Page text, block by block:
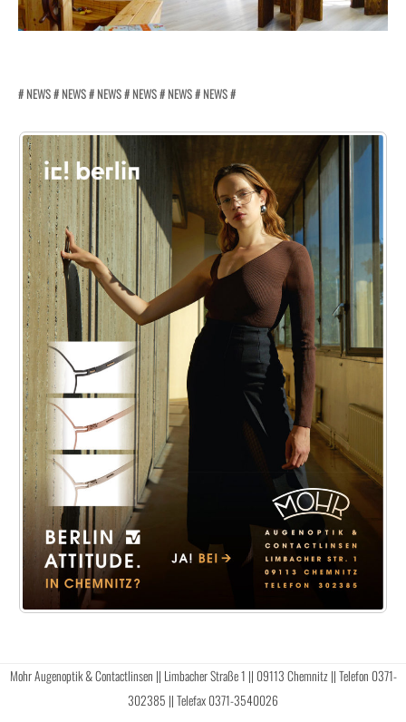
# NEWS # NEWS # NEWS # NEWS # NEWS # NEWS #
Mohr Augenoptik & Contactlinsen || Limbacher Straße 1 || 09113 Chemnitz || Telefon 0371-
302385 || Telefax 0371-3540026